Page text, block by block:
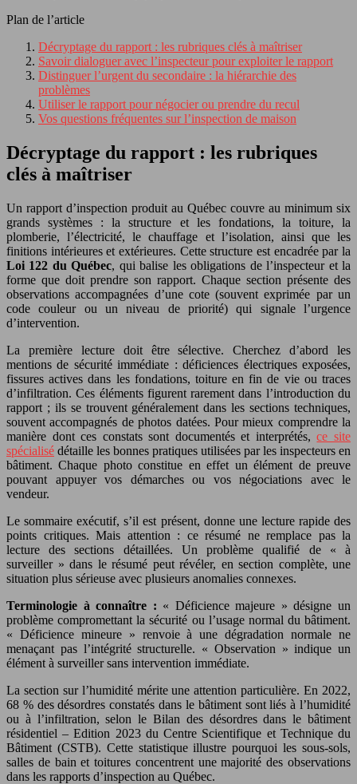
Plan de l’article
Décryptage du rapport : les rubriques clés à maîtriser
Savoir dialoguer avec l’inspecteur pour exploiter le rapport
Distinguer l’urgent du secondaire : la hiérarchie des
problèmes
Utiliser le rapport pour négocier ou prendre du recul
Vos questions fréquentes sur l’inspection de maison
Décryptage du rapport : les rubriques
clés à maîtriser
Un rapport d’inspection produit au Québec couvre au minimum six
grands systèmes : la structure et les fondations, la toiture, la
plomberie, l’électricité, le chauffage et l’isolation, ainsi que les
finitions intérieures et extérieures. Cette structure est encadrée par la
Loi 122 du Québec, qui balise les obligations de l’inspecteur et la
forme que doit prendre son rapport. Chaque section présente des
observations accompagnées d’une cote (souvent exprimée par un
code couleur ou un niveau de priorité) qui signale l’urgence
d’intervention.
La première lecture doit être sélective. Cherchez d’abord les
mentions de sécurité immédiate : déficiences électriques exposées,
fissures actives dans les fondations, toiture en fin de vie ou traces
d’infiltration. Ces éléments figurent rarement dans l’introduction du
rapport ; ils se trouvent généralement dans les sections techniques,
souvent accompagnés de photos datées. Pour mieux comprendre la
manière dont ces constats sont documentés et interprétés,ce site
spécialisé détaille les bonnes pratiques utilisées par les inspecteurs en
bâtiment. Chaque photo constitue en effet un élément de preuve
pouvant appuyer vos démarches ou vos négociations avec le
vendeur.
Le sommaire exécutif, s’il est présent, donne une lecture rapide des
points critiques. Mais attention : ce résumé ne remplace pas la
lecture des sections détaillées. Un problème qualifié de « à
surveiller » dans le résumé peut révéler, en section complète, une
situation plus sérieuse avec plusieurs anomalies connexes.
Terminologie à connaître : « Déficience majeure » désigne un
problème compromettant la sécurité ou l’usage normal du bâtiment.
« Déficience mineure » renvoie à une dégradation normale ne
menaçant pas l’intégrité structurelle. « Observation » indique un
élément à surveiller sans intervention immédiate.
La section sur l’humidité mérite une attention particulière. En 2022,
68 % des désordres constatés dans le bâtiment sont liés à l’humidité
ou à l’infiltration, selon le Bilan des désordres dans le bâtiment
résidentiel – Edition 2023 du Centre Scientifique et Technique du
Bâtiment (CSTB). Cette statistique illustre pourquoi les sous-sols,
salles de bain et toitures concentrent une majorité des observations
dans les rapports d’inspection au Québec.